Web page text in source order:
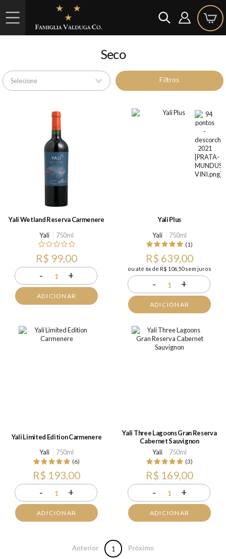
Seco
Filtros
Yali Wetland Reserva Carmenere
Yali
750ml
R$ 99,00
- 1 +
ADICIONAR
Yali Plus
Yali
750ml
(1)
R$ 639,00
ou até 6x de R$ 106,50 sem juros
- 1 +
ADICIONAR
Yali Limited Edition Carmenere
Yali
750ml
(6)
R$ 193,00
- 1 +
ADICIONAR
Yali Three Lagoons Gran Reserva
Cabernet Sauvignon
Yali
750ml
(3)
R$ 169,00
- 1 +
ADICIONAR
Anterior 1 Próximo